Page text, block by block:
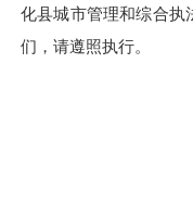
化县城市管理和综合执
们，请遵照执行。